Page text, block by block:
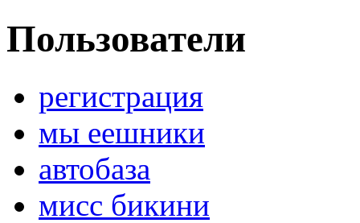
Пользователи
регистрация
мы еешники
автобаза
мисс бикини